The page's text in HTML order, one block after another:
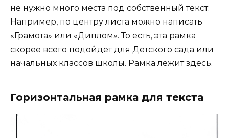
не нужно много места под собственный текст.
Например, по центру листа можно написать
«Грамота» или «Диплом». То есть, эта рамка
скорее всего подойдет для Детского сада или
начальных классов школы. Рамка лежит здесь.
Горизонтальная рамка для текста